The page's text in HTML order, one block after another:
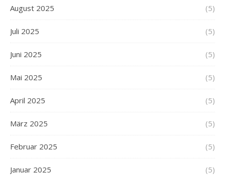
August 2025 (5)
Juli 2025 (5)
Juni 2025 (5)
Mai 2025 (5)
April 2025 (5)
März 2025 (5)
Februar 2025 (5)
Januar 2025 (5)